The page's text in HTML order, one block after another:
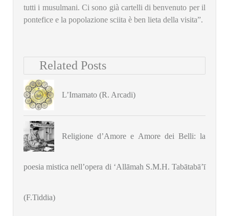
tutti i musulmani. Ci sono già cartelli di benvenuto per il
pontefice e la popolazione sciita è ben lieta della visita”.
Related Posts
L’Imamato (R. Arcadi)
Religione d’Amore e Amore dei Belli: la
poesia mistica nell’opera di ‘Allāmah S.M.H. Tabātabā’ī
(F.Tiddia)